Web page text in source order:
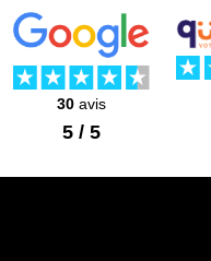
30 avis
5 / 5